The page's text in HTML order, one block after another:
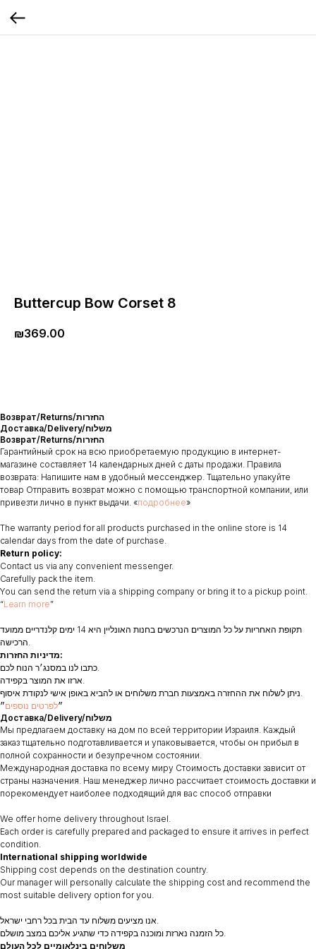
Buttercup Bow Corset 8
₪369.00
Возврат/Returns/החזרות
Доставка/Delivery/משלוח
Возврат/Returns/החזרות
Гарантийный срок на всю приобретаемую продукцию в интернет-
магазине составляет 14 календарных дней с даты продажи. Правила
возврата: Напишите нам в удобный мессенджер. Тщательно упакуйте
товар Отправить возврат можно с помощью транспортной компании, или
привезти лично в пункт выдачи. «подробнее»
The warranty period for all products purchased in the online store is 14
calendar days from the date of purchase.
Return policy:
Contact us via any convenient messenger.
Carefully pack the item.
You can send the return via a shipping company or bring it to a pickup point.
“Learn more”
תקופת האחריות על כל המוצרים הנרכשים בחנות האונליין היא 14 ימים קלנדריים ממועד
הרכישה.
מדיניות החזרות:
כתבו לנו במסנג׳ר הנוח לכם.
ארזו את המוצר בקפידה.
ניתן לשלוח את ההחזרה באמצעות חברת משלוחים או להביא באופן אישי לנקודת איסוף.
״לפרטים נוספים״
Доставка/Delivery/משלוח
Мы предлагаем доставку на дом по всей территории Израиля. Каждый
заказ тщательно подготавливается и упаковывается, чтобы он прибыл в
полной сохранности и безупречном состоянии.
Международная доставка по всему миру Стоимость доставки зависит от
страны назначения. Наш менеджер лично рассчитает стоимость доставки и
порекомендует наиболее подходящий для вас способ отправки
We offer home delivery throughout Israel.
Each order is carefully prepared and packaged to ensure it arrives in perfect
condition.
International shipping worldwide
Shipping cost depends on the destination country.
Our manager will personally calculate the shipping cost and recommend the
most suitable delivery option for you.
אנו מציעים משלוח עד הבית בכל רחבי ישראל.
כל הזמנה נארזת ומוכנה בקפידה כדי שתגיע אליכם במצב מושלם.
משלוחים בינלאומיים לכל העולם